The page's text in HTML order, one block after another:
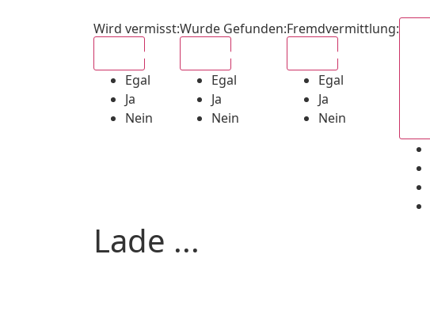
Wird vermisst:
Egal
Ja
Nein
Wurde Gefunden:
Egal
Ja
Nein
Fremdvermittlung:
Egal
Ja
Nein
Lade ...